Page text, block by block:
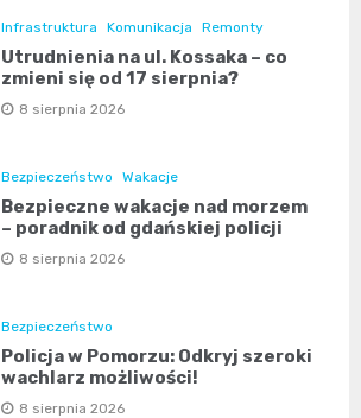
Infrastruktura Komunikacja Remonty
Utrudnienia na ul. Kossaka – co
zmieni się od 17 sierpnia?
8 sierpnia 2026
Bezpieczeństwo Wakacje
Bezpieczne wakacje nad morzem
– poradnik od gdańskiej policji
8 sierpnia 2026
Bezpieczeństwo
Policja w Pomorzu: Odkryj szeroki
wachlarz możliwości!
8 sierpnia 2026